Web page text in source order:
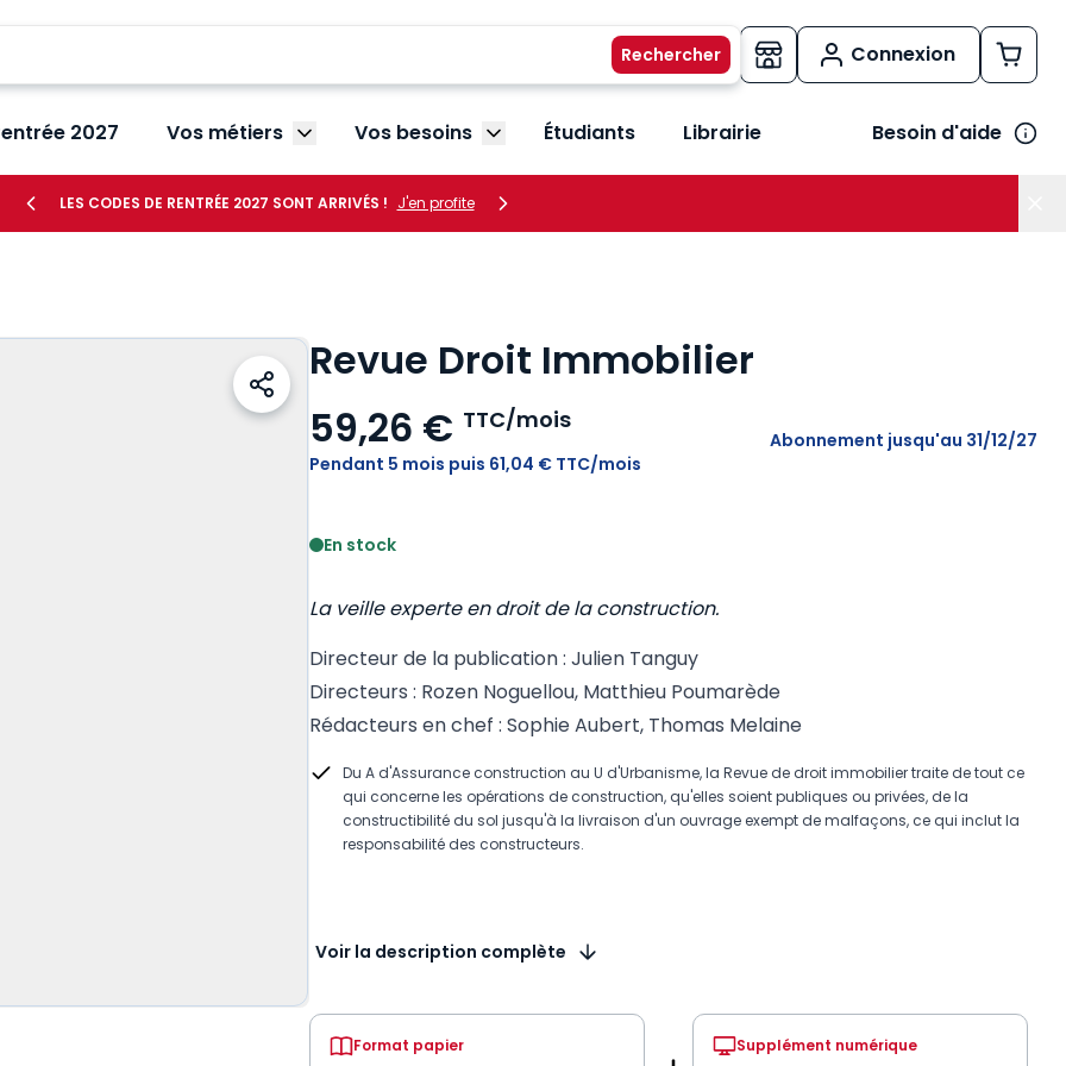
Connexion
2027 Vos métiers Afficher le sous-menu Vos métiers
Vos besoins Afficher le sous-menu Vos besoins
Étudiants Librairie Besoin d'aide
LES CODES DE RENTRÉE 2027 SONT ARRIVÉS ! J'en profite
Revue Droit Immobilier
59,26 € TTC/mois
Abonnement jusqu'au 31/12/27
Pendant 5 mois puis 61,04 € TTC/mois
En stock
La veille experte en droit de la construction.
Directeur de la publication : Julien Tanguy
Directeurs : Rozen Noguellou, Matthieu Poumarède
Rédacteurs en chef : Sophie Aubert, Thomas Melaine
Du A d'Assurance construction au U d'Urbanisme, la Revue de droit immobilier traite de tout ce
qui concerne les opérations de construction, qu'elles soient publiques ou privées, de la
constructibilité du sol jusqu'à la livraison d'un ouvrage exempt de malfaçons, ce qui inclut la
responsabilité des constructeurs.
Voir la description complète
Format papier Supplément numérique